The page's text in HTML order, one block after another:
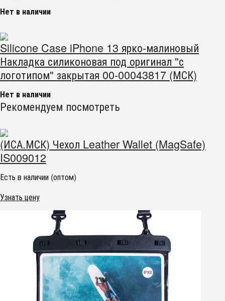
Нет в наличии
Silicone Case iPhone 13 ярко-малиновый
Накладка силиконовая под оригинал "с
логотипом" закрытая 00-00043817 (МСК)
Нет в наличии
Рекомендуем посмотреть
(ИСА.МСК) Чехол Leather Wallet (MagSafe)
IS009012
Есть в наличии (оптом)
Узнать цену